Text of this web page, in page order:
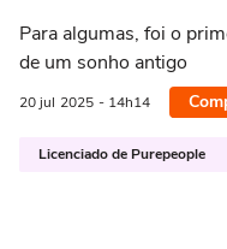
Para algumas, foi o
de um sonho antigo
20 jul 2025 - 14h14
Licenciado de Purepeople